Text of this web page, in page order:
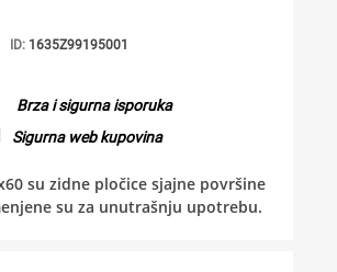
ID: 1635Z99195001
Brza i sigurna isporuka
Sigurna web kupovina
su zidne pločice sjajne površine
su za unutrašnju upotrebu.